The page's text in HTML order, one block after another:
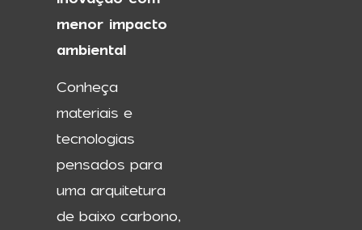
menor impacto
ambiental
Conheça
materiais e
tecnologias
pensados para
uma arquitetura
de baixo carbono,